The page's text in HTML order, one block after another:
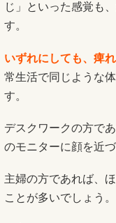
じ」といった感覚も
す。
いずれにしても、痺
常生活で同じような
す。
デスクワークの方で
のモニターに顔を近
主婦の方であれば、
ことが多いでしょう。